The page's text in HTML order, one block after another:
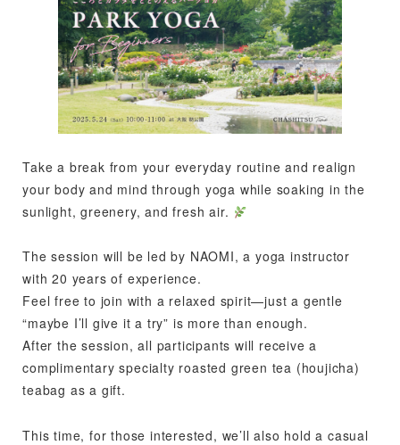
Take a break from your everyday routine and realign
your body and mind through yoga while soaking in the
sunlight, greenery, and fresh air.
The session will be led by NAOMI, a yoga instructor
with 20 years of experience.
Feel free to join with a relaxed spirit—just a gentle
“maybe I’ll give it a try” is more than enough.
After the session, all participants will receive a
complimentary specialty roasted green tea (houjicha)
teabag as a gift.
This time, for those interested, we’ll also hold a casual